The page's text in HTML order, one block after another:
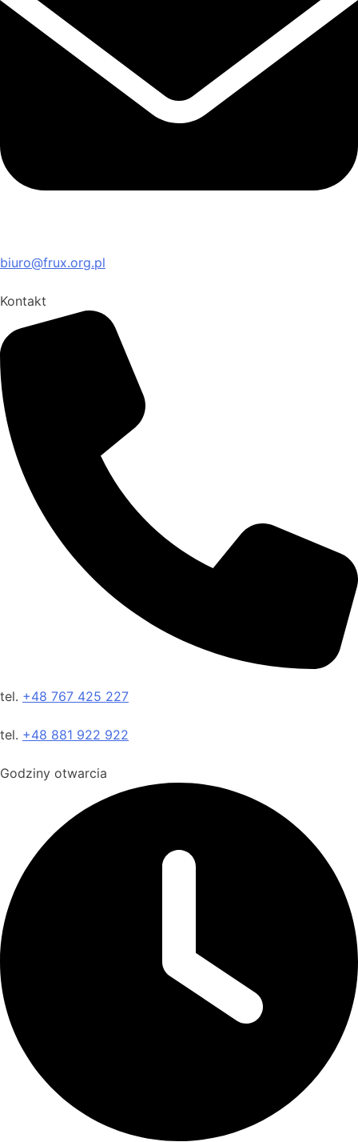
biuro@frux.org.pl
Kontakt
tel. +48 767 425 227
tel. +48 881 922 922
Godziny otwarcia